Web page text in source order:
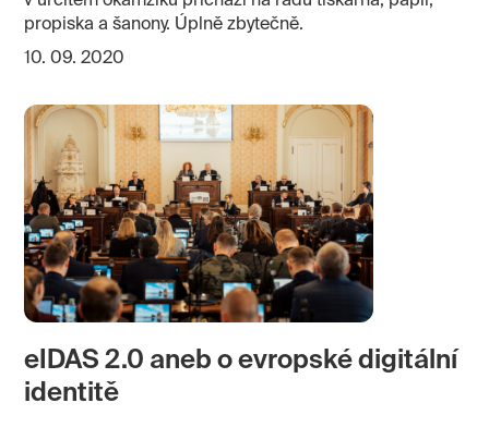
propiska a šanony. Úplně zbytečně.
10. 09. 2020
eIDAS 2.0 aneb o evropské digitální
identitě